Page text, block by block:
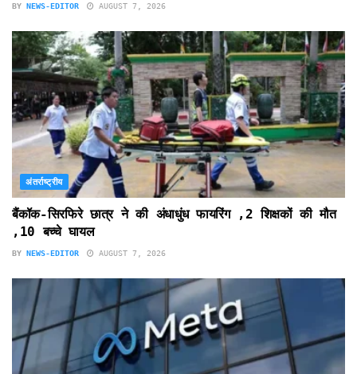
BY NEWS-EDITOR AUGUST 7, 2026
अंतर्राष्ट्रीय
बैंकॉक-सिरफिरे छात्र ने की अंधाधुंध फायरिंग ,2 शिक्षकों की मौत
,10 बच्चे घायल
BY NEWS-EDITOR AUGUST 7, 2026